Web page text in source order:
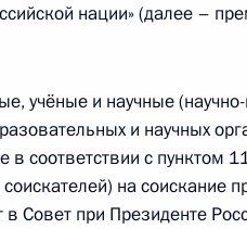
принял участие в
конкурса «Моя страна –
Петербург
нации» (далее –
учёные и научные
и научных
соответствии с пунктом
на соискание
Совет при Президенте